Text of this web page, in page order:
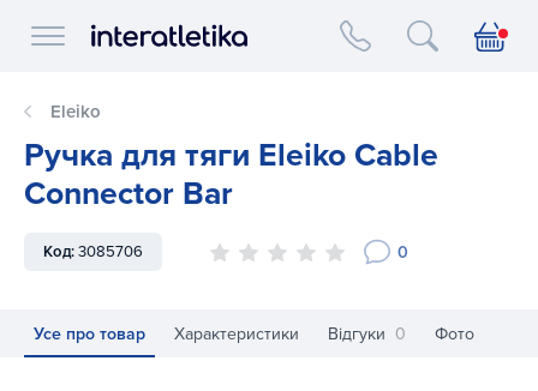
Interatletika logo
Eleiko
Ручка для тяги Eleiko Cable
Connector Bar
Код:3085706 0
Усе про товар Характеристики Відгуки 0 Фото